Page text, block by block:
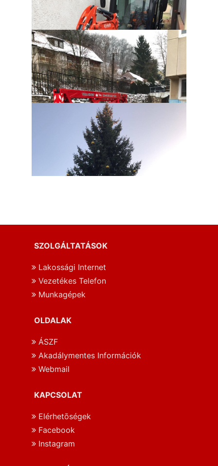
SZOLGÁLTATÁSOK
Lakossági Internet
Vezetékes Telefon
Munkagépek
OLDALAK
ÁSZF
Akadálymentes Információk
Webmail
KAPCSOLAT
Elérhetōségek
Facebook
Instagram